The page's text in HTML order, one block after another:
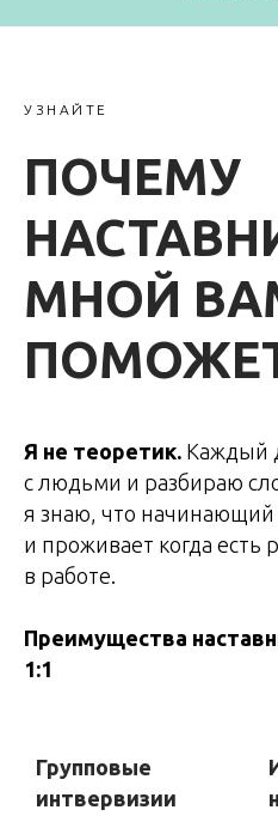
УЗНАЙТЕ
ПОЧЕМУ
МНОЙ
Я не теоретик. Каждый
с людьми и разбираю
я знаю, что
и проживает когда есть
в работе.
Преимущества
1:1
Групповые
интвервизии